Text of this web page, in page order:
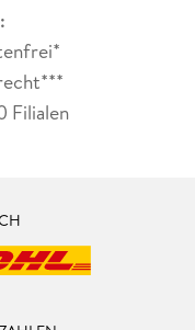
Filialen